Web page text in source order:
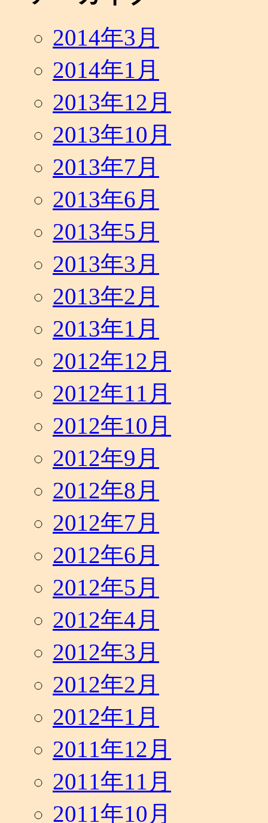
2014年3月
2014年1月
2013年12月
2013年10月
2013年7月
2013年6月
2013年5月
2013年3月
2013年2月
2013年1月
2012年12月
2012年11月
2012年10月
2012年9月
2012年8月
2012年7月
2012年6月
2012年5月
2012年4月
2012年3月
2012年2月
2012年1月
2011年12月
2011年11月
2011年10月